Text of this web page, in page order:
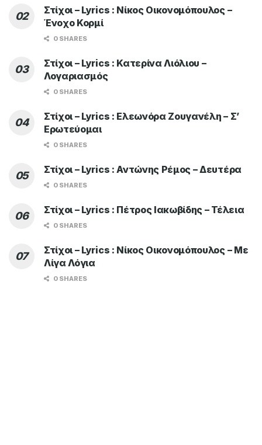
Στίχοι – Lyrics : Νίκος Οικονομόπουλος –
Ένοχο Κορμί
0 SHARES
Στίχοι – Lyrics : Κατερίνα Λιόλιου –
Λογαριασμός
0 SHARES
Στίχοι – Lyrics : Ελεωνόρα Ζουγανέλη – Σ’
Ερωτεύομαι
0 SHARES
Στίχοι – Lyrics : Αντώνης Ρέμος – Δευτέρα
0 SHARES
Στίχοι – Lyrics : Πέτρος Ιακωβίδης – Τέλεια
0 SHARES
Στίχοι – Lyrics : Νίκος Οικονομόπουλος – Με
Λίγα Λόγια
0 SHARES